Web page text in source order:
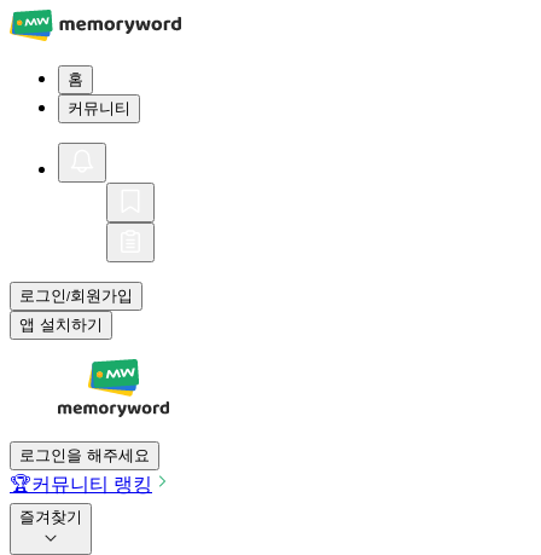
홈
커뮤니티
로그인/회원가입
앱 설치하기
로그인을 해주세요
🏆커뮤니티 랭킹
즐겨찾기